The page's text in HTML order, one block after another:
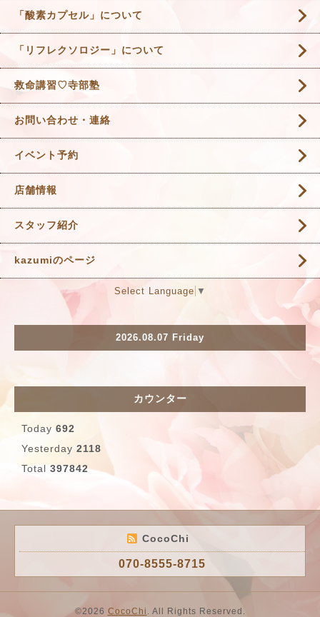
「酸素カプセル」について
「リフレクソロジー」について
救命講習♡寺部塾
お問い合わせ・連絡
イベント予約
店舗情報
スタッフ紹介
kazumiのページ
Select Language ▼
2026.08.07 Friday
カウンター
Today 692
Yesterday 2118
Total 397842
CocoChi
070-8555-8715
©2026 CocoChi . All Rights Reserved.